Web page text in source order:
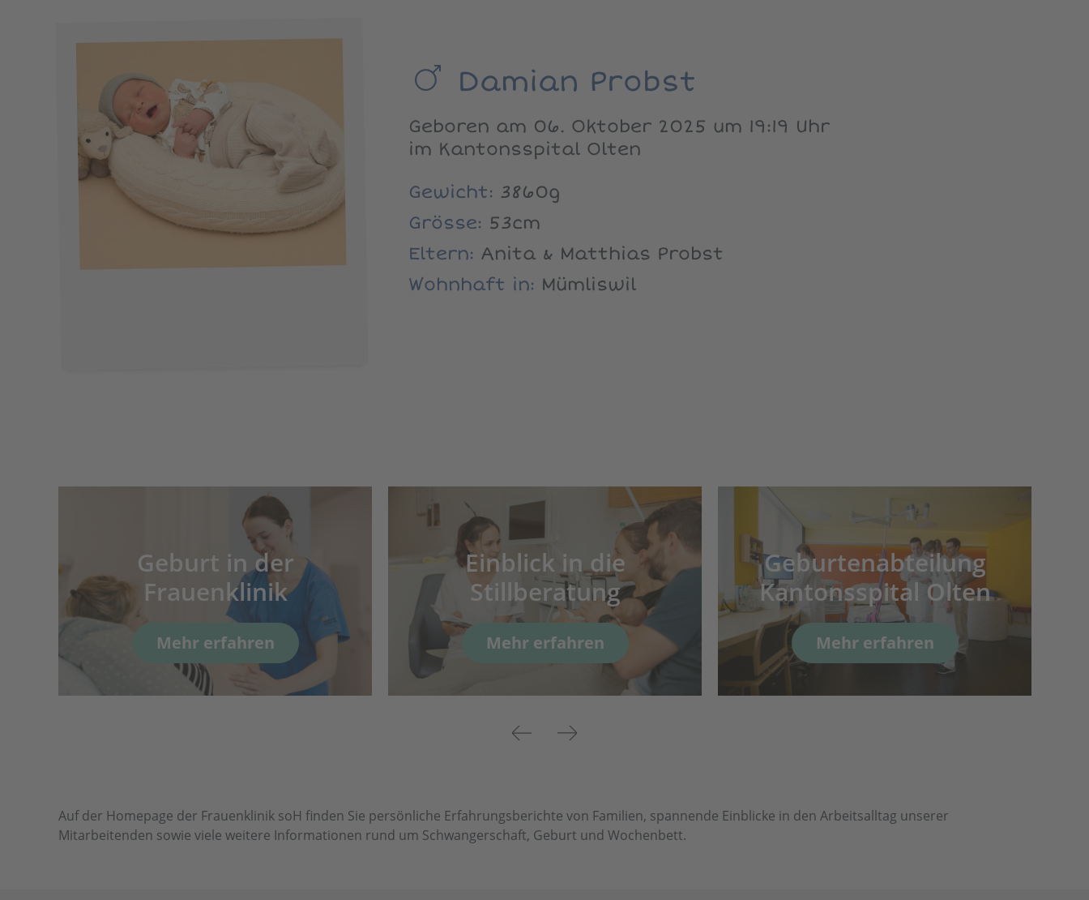
Damian Probst
Geboren am 06. Oktober 2025 um 19:19 Uhr
im Kantonsspital Olten
Gewicht: 3860g
Grösse: 53cm
Eltern: Anita & Matthias Probst
Wohnhaft in: Mümliswil
Previous
Geburt in der
Frauenklinik
Mehr erfahren
Einblick in die
Stillberatung
Mehr erfahren
Geburtenabteilung
Kantonsspital Olten
Mehr erfahren
Next
Auf der Homepage der Frauenklinik soH finden Sie persönliche Erfahrungsberichte von Familien, spannende Einblicke in den Arbeitsalltag unserer
Mitarbeitenden sowie viele weitere Informationen rund um Schwangerschaft, Geburt und Wochenbett.